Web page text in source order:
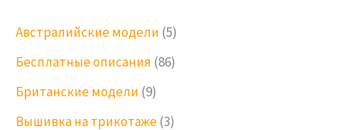
Австралийские модели (5)
Бесплатные описания (86)
Британские модели (9)
Вышивка на трикотаже(3)